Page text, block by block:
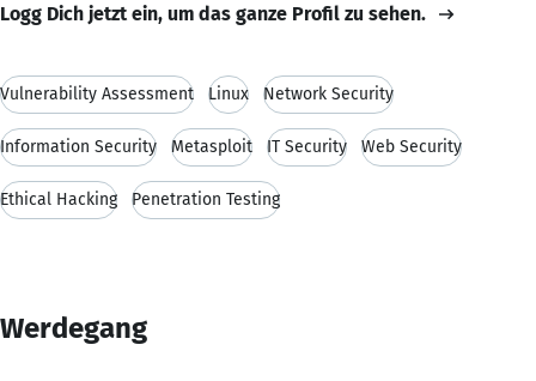
Logg Dich jetzt ein, um das ganze Profil zu sehen.
Vulnerability Assessment Linux Network Security
Information Security Metasploit IT Security Web Security
Ethical Hacking Penetration Testing
Werdegang